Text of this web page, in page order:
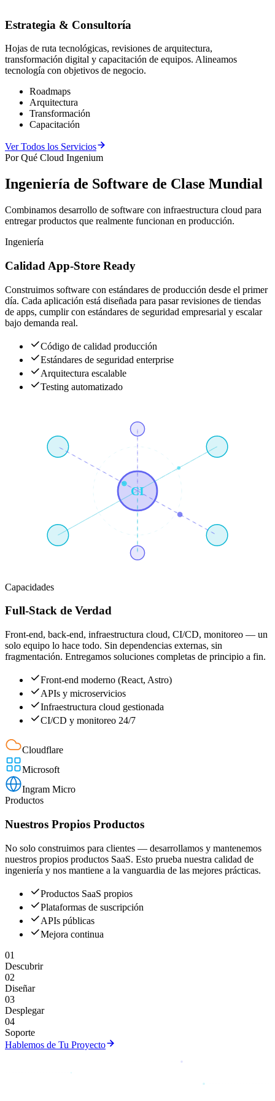
Estrategia & Consultoría
Hojas de ruta tecnológicas, revisiones de arquitectura,
transformación digital y capacitación de equipos. Alineamos
tecnología con objetivos de negocio.
Roadmaps
Arquitectura
Transformación
Capacitación
Ver Todos los Servicios
Por Qué Cloud Ingenium
Ingeniería de Software de Clase Mundial
Combinamos desarrollo de software con infraestructura cloud para
entregar productos que realmente funcionan en producción.
Ingeniería
Calidad App-Store Ready
Construimos software con estándares de producción desde el primer
día. Cada aplicación está diseñada para pasar revisiones de tiendas
de apps, cumplir con estándares de seguridad empresarial y escalar
bajo demanda real.
Código de calidad producción
Estándares de seguridad enterprise
Arquitectura escalable
Testing automatizado
CI
Capacidades
Full-Stack de Verdad
Front-end, back-end, infraestructura cloud, CI/CD, monitoreo — un
solo equipo lo hace todo. Sin dependencias externas, sin
fragmentación. Entregamos soluciones completas de principio a fin.
Front-end moderno (React, Astro)
APIs y microservicios
Infraestructura cloud gestionada
CI/CD y monitoreo 24/7
Cloudflare
Microsoft
Ingram Micro
Productos
Nuestros Propios Productos
No solo construimos para clientes — desarrollamos y mantenemos
nuestros propios productos SaaS. Esto prueba nuestra calidad de
ingeniería y nos mantiene a la vanguardia de las mejores prácticas.
Productos SaaS propios
Plataformas de suscripción
APIs públicas
Mejora continua
01
Descubrir
02
Diseñar
03
Desplegar
04
Soporte
Hablemos de Tu Proyecto